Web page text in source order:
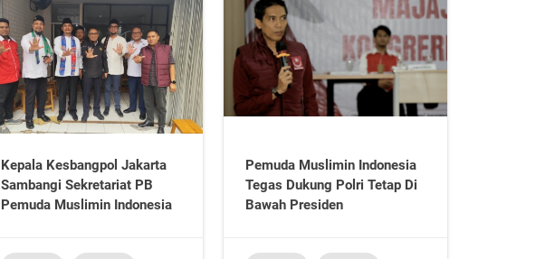
Kepala Kesbangpol Jakarta
Sambangi Sekretariat PB
Pemuda Muslimin Indonesia
Pemuda Muslimin Indonesia
Tegas Dukung Polri Tetap Di
Bawah Presiden